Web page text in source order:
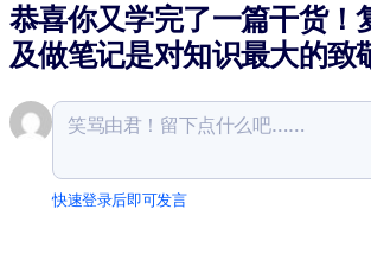
恭喜你又学完了一篇干货！
及做笔记是对知识最大的致
快速登录后即可发言